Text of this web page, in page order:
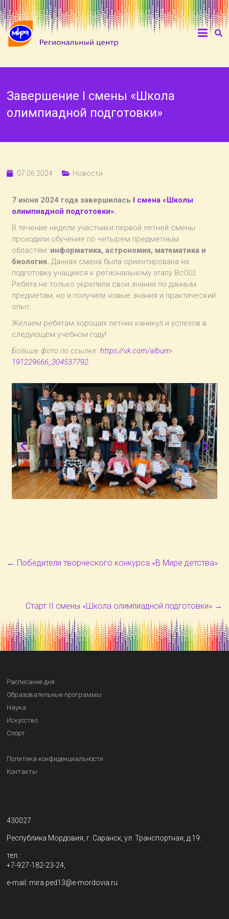
Завершение I смены «Школа
олимпиадной подготовки»
07.06.2024 Новости
7 июня 2024 года завершилась I смена «Школы
олимпиадной подготовки».
В течение недели участники первой летней смены
проходили обучение по четырем предметным
областям: информатика, астрономия, математика и
биология. Данная смена была ориентирована на
подготовку учащихся к региональному этапу ВсОШ.
Ребята не только укрепили свои знания по данным
предметам, но и получили новые знания и практический
опыт.
Желаем ребятам хороших летних каникул и успехов в
следующем учебном году!
Больше фото по ссылке:https://vk.com/album-
191229666_304537792.
← Победители творческого конкурса «В Мире детства»
Старт II смены «Школа олимпиадной подготовки» →
Расписание дня
Образовательные программы
Наука
Искусство
Спорт
Политика конфиденциальности
Контакты
430027
Республика Мордовия, г. Саранск, ул. Транспортная, д.19.
тел.:
+7-927-182-23-24,
e-mail: mira.ped13@e-mordovia.ru